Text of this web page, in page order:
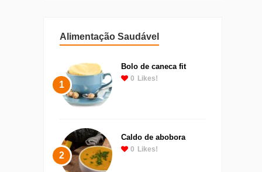
Alimentação Saudável
1
Bolo de caneca fit
0 Likes!
2
Caldo de abobora
0 Likes!